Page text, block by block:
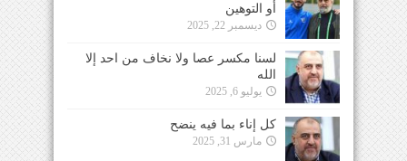
أو التوهين
ديسمبر 22, 2025
لسنا مكسر عصا ولا نخاف من احد إلا
الله
يوليو 6, 2025
كل إناء بما فيه ينضح
مارس 31, 2025